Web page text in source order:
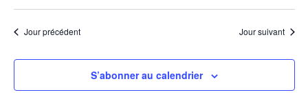
&
et
de
vues
de
Sélectionnez
Jour précédent Jour suivant
S’abonner au calendrier